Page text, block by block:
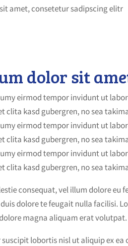
amet, consetetur sadipscing elitr
dolor sit
eirmod tempor invidunt ut
clita kasd gubergren, no sea
eirmod tempor invidunt ut
clita kasd gubergren, no sea
eirmod tempor invidunt ut
clita kasd gubergren, no sea
consequat, vel illum dolore eu
dolore te feugait nulla facilisi.
magna aliquam erat volutpat.
lobortis nisl ut aliquip ex